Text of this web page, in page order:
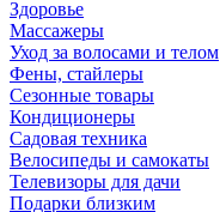
Здоровье
Массажеры
Уход за волосами и телом
Фены, стайлеры
Сезонные товары
Кондиционеры
Садовая техника
Велосипеды и самокаты
Телевизоры для дачи
Подарки близким